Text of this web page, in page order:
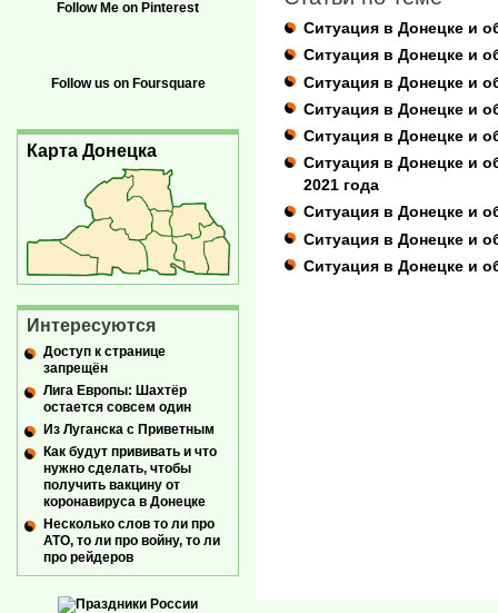
Ситуация в Донецке и
Ситуация в Донецке и
Ситуация в Донецке и
Ситуация в Донецке и
Ситуация в Донецке и
Cитуация в Донецке и
2021 года
Ситуация в Донецке и
Ситуация в Донецке и
Ситуация в Донецке и
Follow Me on Pinterest
Follow us on Foursquare
Карта Донецка
Интересуются
Доступ к странице
запрещён
Лига Европы: Шахтёр
остается совсем один
Из Луганска с Приветным
Как будут прививать и что
нужно сделать, чтобы
получить вакцину от
коронавируса в Донецке
Несколько слов то ли про
АТО, то ли про войну, то ли
про рейдеров